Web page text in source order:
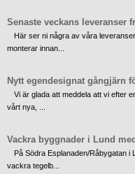
Senaste veckans leveranser
Här ser ni några av våra
monterar innan...
Nytt egendesignat gångjärn
Vi är glada att meddela att vi efter
vårt nya, ...
Vackra byggnader i Lund
På Södra Esplanaden/Råbygatan
vackra tegelb...